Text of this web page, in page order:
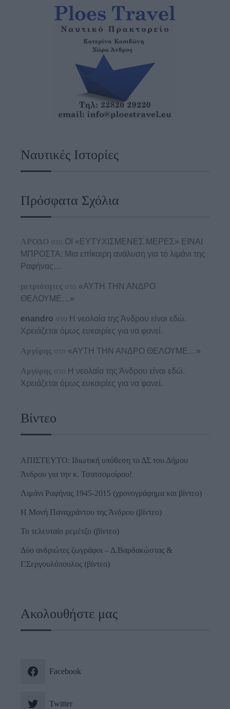
Ναυτικές Ιστορίες
Πρόσφατα Σχόλια
ΑΡΟΔΟ στο ΟΙ «ΕΥΤΥΧΙΣΜΕΝΕΣ ΜΕΡΕΣ» ΕΙΝΑΙ
ΜΠΡΟΣΤΑ: Μια επίκαιρη ανάλυση για το λιμάνι της
Ραφήνας…
μετριότητες στο «ΑΥΤΗ ΤΗΝ ΑΝΔΡΟ
ΘΕΛΟΥΜΕ…»
enandro στο Η νεολαία της Άνδρου είναι εδώ.
Χρειάζεται όμως ευκαιρίες για να φανεί.
Αργύρης στο «ΑΥΤΗ ΤΗΝ ΑΝΔΡΟ ΘΕΛΟΥΜΕ…»
Αργύρης στο Η νεολαία της Άνδρου είναι εδώ.
Χρειάζεται όμως ευκαιρίες για να φανεί.
Βίντεο
ΑΠΙΣΤΕΥΤΟ: Ιδιωτική υπόθεση το ΔΣ του Δήμου
Άνδρου για την κ. Τσατσομοίρου!
Λιμάνι Ραφήνας 1945-2015 (χρονογράφημα και βίντεο)
Η Μονή Παναχράντου της Άνδρου (βίντεο)
Το τελευταίο ρεμέτζο (βίντεο)
Δύο ανδριώτες ζωγράφοι – Δ.Βαρδακώστας &
Γ.Σεργουλόπουλος (βίντεο)
Ακολουθήστε μας
Facebook
Twitter